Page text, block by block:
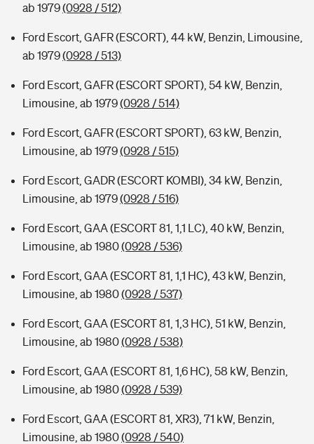
ab 1979(0928 / 512)
Ford Escort, GAFR (ESCORT), 44 kW, Benzin, Limousine,
ab 1979(0928 / 513)
Ford Escort, GAFR (ESCORT SPORT), 54 kW, Benzin,
Limousine, ab 1979(0928 / 514)
Ford Escort, GAFR (ESCORT SPORT), 63 kW, Benzin,
Limousine, ab 1979(0928 / 515)
Ford Escort, GADR (ESCORT KOMBI), 34 kW, Benzin,
Limousine, ab 1979(0928 / 516)
Ford Escort, GAA (ESCORT 81, 1,1 LC), 40 kW, Benzin,
Limousine, ab 1980(0928 / 536)
Ford Escort, GAA (ESCORT 81, 1,1 HC), 43 kW, Benzin,
Limousine, ab 1980(0928 / 537)
Ford Escort, GAA (ESCORT 81, 1,3 HC), 51 kW, Benzin,
Limousine, ab 1980(0928 / 538)
Ford Escort, GAA (ESCORT 81, 1,6 HC), 58 kW, Benzin,
Limousine, ab 1980(0928 / 539)
Ford Escort, GAA (ESCORT 81, XR3), 71 kW, Benzin,
Limousine, ab 1980(0928 / 540)